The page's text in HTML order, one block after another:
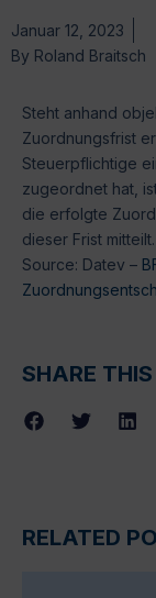
Januar 12, 2023
By Roland Braitsch
Steht anhand
Zuordnungsfrist
Steuerpflichtige
zugeordnet hat,
die erfolgte
dieser Frist
Source: Datev –
SHARE
RELATED